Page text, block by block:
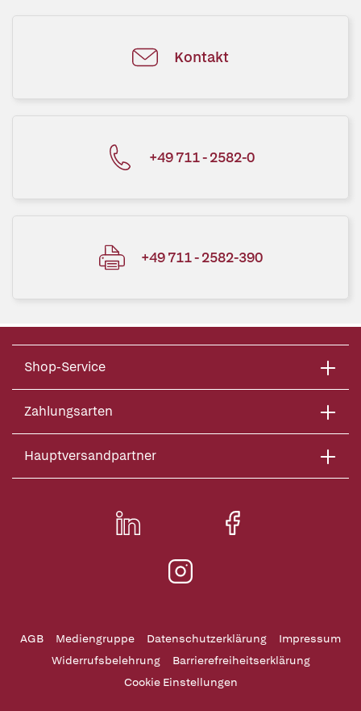
Kontakt
+49 711 - 2582-0
+49 711 - 2582-390
Shop-Service
Zahlungsarten
Hauptversandpartner
AGB Mediengruppe Datenschutzerklärung
Impressum
Widerrufsbelehrung
Barrierefreiheitserklärung
Cookie Einstellungen